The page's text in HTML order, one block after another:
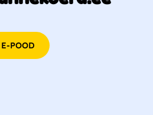
E-POOD